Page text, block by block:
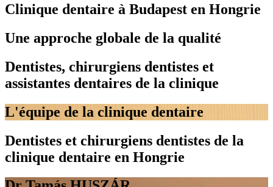
Clinique dentaire à Budapest en Hongrie​
Une approche globale de la qualité​
Dentistes, chirurgiens dentistes et
assistantes dentaires de la clinique
L'équipe de la clinique dentaire
Dentistes et chirurgiens dentistes de la
clinique dentaire en Hongrie